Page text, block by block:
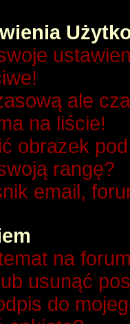
ale
na liście!
obrazek
rangę?
email,
na
usunąć
do